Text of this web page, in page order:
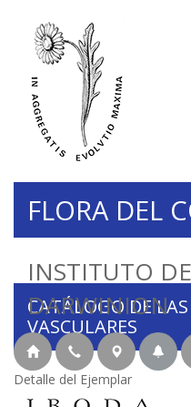
INSTITUTO
DARWINION
FLORA DEL
CATÁLOGO DE
VASCULARES
Detalle del Ejemplar